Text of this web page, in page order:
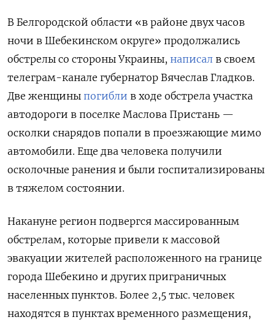
В Белгородской области «в районе двух часов
ночи в Шебекинском округе» продолжались
обстрелы со стороны Украины, написал в своем
телеграм-канале губернатор Вячеслав Гладков.
Две женщины погибли в ходе обстрела участка
автодороги в поселке Маслова Пристань —
осколки снарядов попали в проезжающие мимо
автомобили. Еще два человека получили
осколочные ранения и были госпитализированы
в тяжелом состоянии.
Накануне регион подвергся массированным
обстрелам, которые привели к массовой
эвакуации жителей расположенного на границе
города Шебекино и других приграничных
населенных пунктов. Более 2,5 тыс. человек
находятся в пунктах временного размещения,